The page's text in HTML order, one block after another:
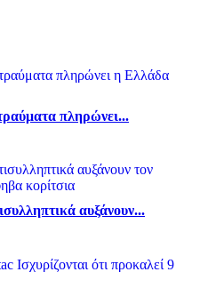
πληρώνει...
αυξάνουν...